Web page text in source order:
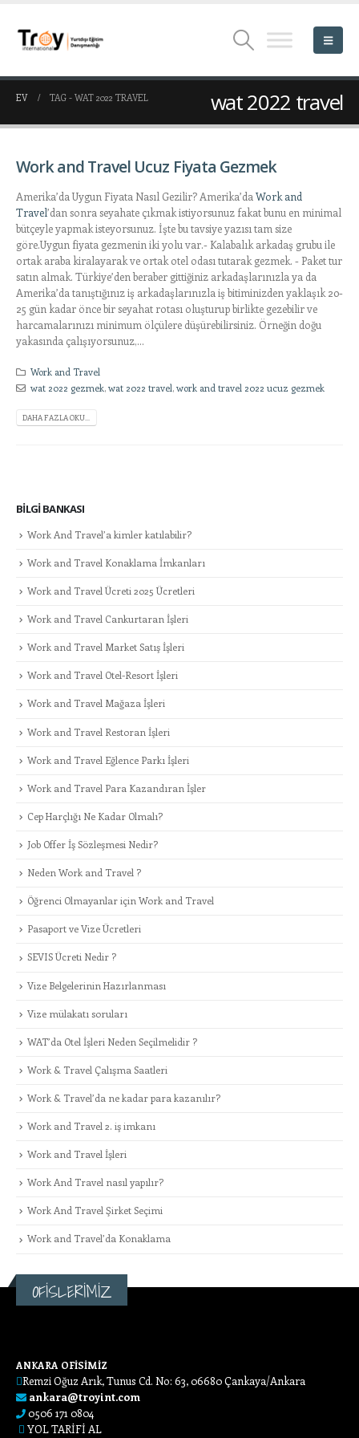
wat 2022 travel
EV TAG - WAT 2022 TRAVEL
Work and Travel Ucuz Fiyata Gezmek
Amerika’da Uygun Fiyata Nasıl Gezilir? Amerika’da Work and
Travel’dan sonra seyahate çıkmak istiyorsunuz fakat bunu en minimal
bütçeyle yapmak isteyorsunuz. İşte bu tavsiye yazısı tam size
göre.Uygun fiyata gezmenin iki yolu var.- Kalabalık arkadaş grubu ile
ortak araba kiralayarak ve ortak otel odası tutarak gezmek. - Paket tur
satın almak. Türkiye’den beraber gittiğiniz arkadaşlarınızla ya da
Amerika’da tanıştığınız iş arkadaşlarınızla iş bitiminizden yaklaşık 20-
25 gün kadar önce bir seyahat rotası oluşturup birlikte gezebilir ve
harcamalarınızı minimum ölçülere düşürebilirsiniz. Örneğin doğu
yakasında çalışıyorsunuz,...
Work and Travel
wat 2022 gezmek,wat 2022 travel,work and travel 2022 ucuz gezmek
DAHA FAZLA OKU...
BILGI BANKASI
Work And Travel’a kimler katılabilir?
Work and Travel Konaklama İmkanları
Work and Travel Ücreti 2025 Ücretleri
Work and Travel Cankurtaran İşleri
Work and Travel Market Satış İşleri
Work and Travel Otel-Resort İşleri
Work and Travel Mağaza İşleri
Work and Travel Restoran İşleri
Work and Travel Eğlence Parkı İşleri
Work and Travel Para Kazandıran İşler
Cep Harçlığı Ne Kadar Olmalı?
Job Offer İş Sözleşmesi Nedir?
Neden Work and Travel ?
Öğrenci Olmayanlar için Work and Travel
Pasaport ve Vize Ücretleri
SEVIS Ücreti Nedir ?
Vize Belgelerinin Hazırlanması
Vize mülakatı soruları
WAT’da Otel İşleri Neden Seçilmelidir ?
Work & Travel Çalışma Saatleri
Work & Travel’da ne kadar para kazanılır?
Work and Travel 2. iş imkanı
Work and Travel İşleri
Work And Travel nasıl yapılır?
Work And Travel Şirket Seçimi
Work and Travel’da Konaklama
OFİSLERİMİZ
ANKARA OFİSİMİZ
Remzi Oğuz Arık, Tunus Cd. No: 63, 06680 Çankaya/Ankara
ankara@troyint.com
0506 171 0804
YOL TARİFİ AL